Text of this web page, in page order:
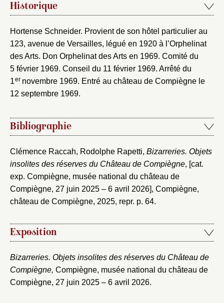
Historique
Hortense Schneider. Provient de son hôtel particulier au
123, avenue de Versailles, légué en 1920 à l’Orphelinat
des Arts. Don Orphelinat des Arts en 1969. Comité du
5 février 1969. Conseil du 11 février 1969. Arrêté du
1ernovembre 1969. Entré au château de Compiègne le
12 septembre 1969.
Bibliographie
Clémence Raccah, Rodolphe Rapetti, Bizarreries. Objets
insolites des réserves du Château de Compiègne, [cat.
exp. Compiègne, musée national du château de
Compiègne, 27 juin 2025 – 6 avril 2026], Compiègne,
château de Compiègne, 2025, repr. p. 64.
Exposition
Bizarreries. Objets insolites des réserves du Château de
Compiègne, Compiègne, musée national du château de
Compiègne, 27 juin 2025 – 6 avril 2026.